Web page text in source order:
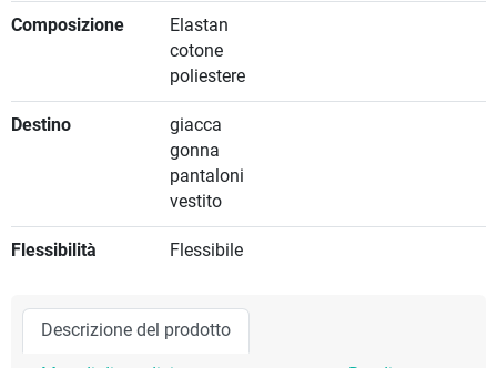
Composizione
Elastan
cotone
poliestere
Destino
giacca
gonna
pantaloni
vestito
Flessibilità Flessibile
Descrizione del prodotto